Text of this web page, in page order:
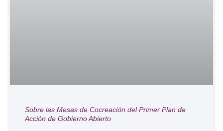
Sobre las Mesas de Cocreación del Primer Plan de
Acción de Gobierno Abierto